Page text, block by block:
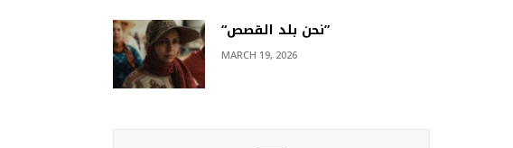
“نحن بلد القصص”
MARCH 19, 2026